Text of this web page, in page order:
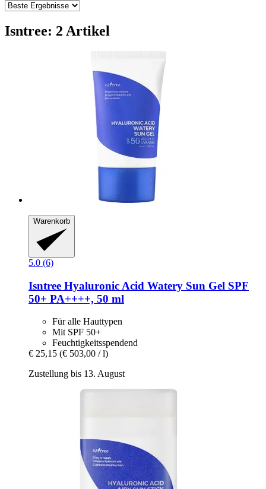
Isntree: 2 Artikel
Warenkorb
5.0 (6)
Isntree Hyaluronic Acid Watery Sun Gel SPF
50+ PA++++, 50 ml
Für alle Hauttypen
Mit SPF 50+
Feuchtigkeitsspendend
€ 25,15 (€ 503,00 / l)
Zustellung bis 13. August